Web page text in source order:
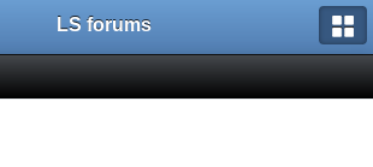
LS forums